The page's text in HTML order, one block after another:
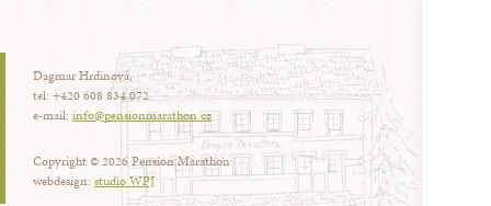
Dagmar Hrdinová,
tel: +420 608 834 072
e-mail: info@pensionmarathon.cz
Copyright © 2026 Pension Marathon
webdesign: studio WPJ